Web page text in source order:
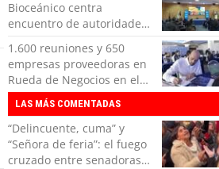
intensiva
Bioceánico centra
encuentro de autoridades
en San Pedro de Atacama
1.600 reuniones y 650
empresas proveedoras en
Rueda de Negocios en el
Mes de la Minería
LAS MÁS COMENTADAS
“Delincuente, cuma” y
“Señora de feria”: el fuego
cruzado entre senadoras